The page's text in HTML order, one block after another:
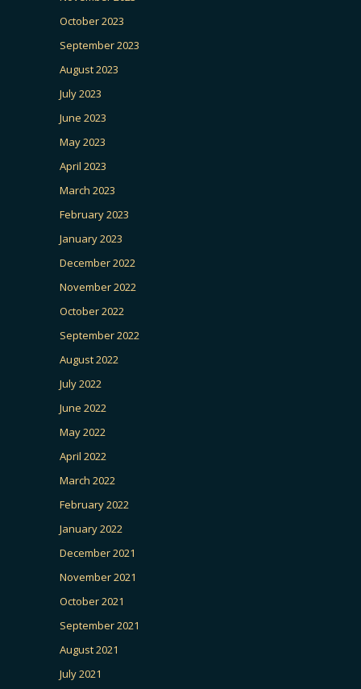
October 2023
September 2023
August 2023
July 2023
June 2023
May 2023
April 2023
March 2023
February 2023
January 2023
December 2022
November 2022
October 2022
September 2022
August 2022
July 2022
June 2022
May 2022
April 2022
March 2022
February 2022
January 2022
December 2021
November 2021
October 2021
September 2021
August 2021
July 2021